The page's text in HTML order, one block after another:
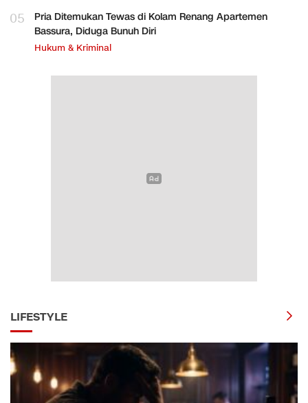
05
Pria Ditemukan Tewas di Kolam Renang Apartemen
Bassura, Diduga Bunuh Diri
Hukum & Kriminal
LIFESTYLE